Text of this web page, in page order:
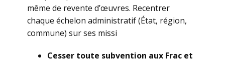
même de revente d’œuvres. Recentrer
chaque échelon administratif (État, région,
commune) sur ses missi
Cesser toute subvention aux Frac et